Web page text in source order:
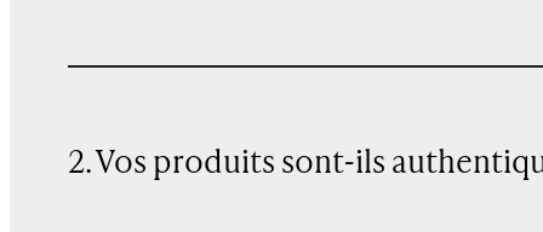
2. Vos produits sont-ils